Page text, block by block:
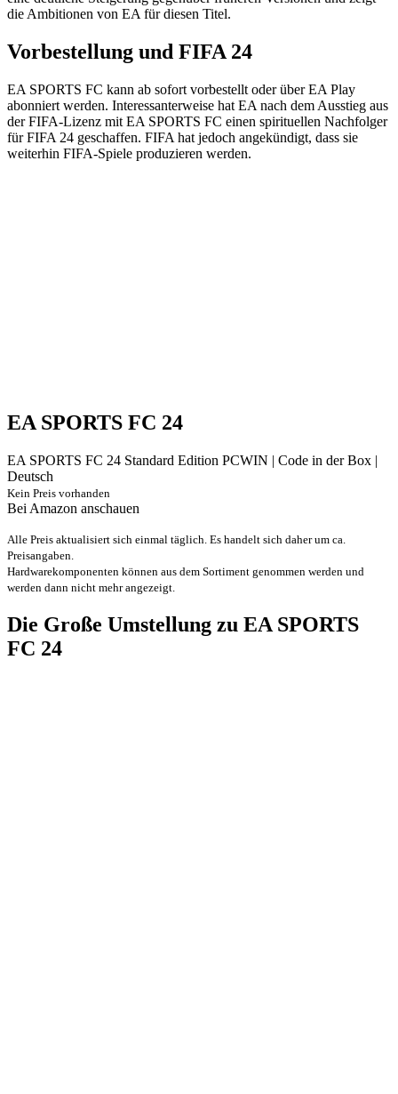
die Ambitionen von EA für diesen Titel.
Vorbestellung und FIFA 24
EA SPORTS FC kann ab sofort vorbestellt oder über EA Play
abonniert werden. Interessanterweise hat EA nach dem Ausstieg aus
der FIFA-Lizenz mit EA SPORTS FC einen spirituellen Nachfolger
für FIFA 24 geschaffen. FIFA hat jedoch angekündigt, dass sie
weiterhin FIFA-Spiele produzieren werden.
EA SPORTS FC 24
EA SPORTS FC 24 Standard Edition PCWIN | Code in der Box |
Deutsch
Kein Preis vorhanden
Bei Amazon anschauen
Alle Preis aktualisiert sich einmal täglich. Es handelt sich daher um ca.
Preisangaben.
Hardwarekomponenten können aus dem Sortiment genommen werden und
werden dann nicht mehr angezeigt.
Die Große Umstellung zu EA SPORTS
FC 24